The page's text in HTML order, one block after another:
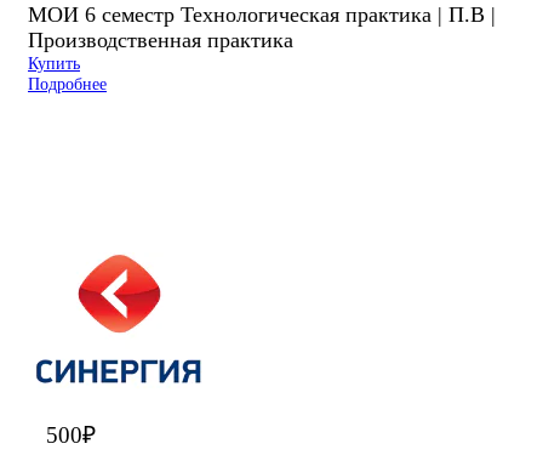
МОИ 6 семестр Технологическая практика | П.В |
Производственная практика
Купить
Подробнее
500₽